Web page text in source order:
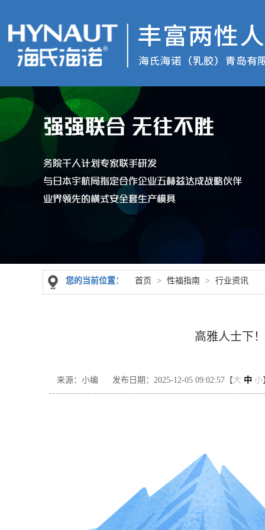
您的当前位置： 首页 > 性福指南 > 行业资讯
高雅人士下
来源：小编 发布日期：2025-12-05 09:02:57【大 中 小